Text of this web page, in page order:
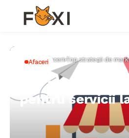
Home Afaceri Top strategii de
domiciliu
Afaceri
Top strategii
pentru servicii